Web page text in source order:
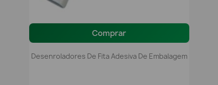
Comprar
Desenroladores De Fita Adesiva De Embalagem